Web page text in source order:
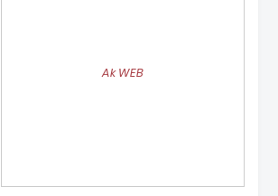
Ak WEB